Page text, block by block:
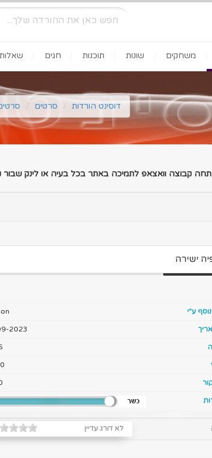
משחקים שונות תוכנות חגים
דוסינט הורדות סרטים
קבוצה וואצאפ לתמיכה באתר בכל בעיה או לינק שבור
ישירה
ע"י
2023
לא דורג עדיין